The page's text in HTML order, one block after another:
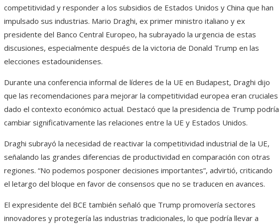
competitividad y responder a los subsidios de Estados Unidos y China que han
impulsado sus industrias. Mario Draghi, ex primer ministro italiano y ex
presidente del Banco Central Europeo, ha subrayado la urgencia de estas
discusiones, especialmente después de la victoria de Donald Trump en las
elecciones estadounidenses.
Durante una conferencia informal de líderes de la UE en Budapest, Draghi dijo
que las recomendaciones para mejorar la competitividad europea eran cruciales
dado el contexto económico actual. Destacó que la presidencia de Trump podría
cambiar significativamente las relaciones entre la UE y Estados Unidos.
Draghi subrayó la necesidad de reactivar la competitividad industrial de la UE,
señalando las grandes diferencias de productividad en comparación con otras
regiones. “No podemos posponer decisiones importantes”, advirtió, criticando
el letargo del bloque en favor de consensos que no se traducen en avances.
El expresidente del BCE también señaló que Trump promovería sectores
innovadores y protegería las industrias tradicionales, lo que podría llevar a